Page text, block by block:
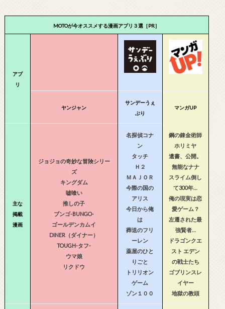
MOTOが今オススメする漫画アプリ３選［PR］
アプ
リ
ヤンジャン
サンデーうぇ
ぶり
マンガUP
主な
掲載
漫画
ジョジョの奇妙な冒険シリー
ズ
キングダム
嘘喰い
推しの子
ブンゴ-BUNGO-
ゴールデンカムイ
DINER（ダイナー）
TOUGH-タフ-
ウマ娘
リクドウ
名探偵コナ
ン
タッチ
Ｈ２
ＭＡＪＯＲ
今際の国の
アリス
今日から俺
は
葬送のフリ
ーレン
薬屋のひと
りごと
トリリオン
ゲーム
ゾン１００
鋼の錬金術師
ホリミヤ
遺書、公開。
無能なナナ
スライム倒し
て300年…
俺の現実は恋
愛ゲーム？
左遷された最
強賢者…
ドラゴンクエ
スト エデン
の戦士たち
ゴブリンスレ
イヤー
地獄の教頭